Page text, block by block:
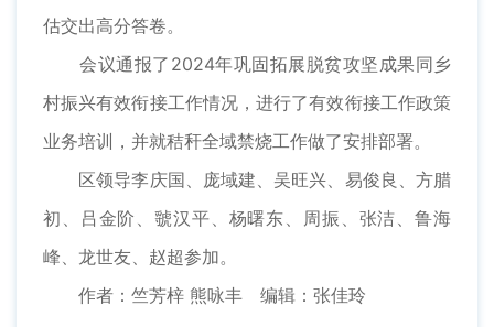
估交出高分答卷。
会议通报了2024年巩固拓展脱贫攻坚成果同乡
村振兴有效衔接工作情况，进行了有效衔接工作政策
业务培训，并就秸秆全域禁烧工作做了安排部署。
区领导李庆国、庞域建、吴旺兴、易俊良、方腊
初、吕金阶、虢汉平、杨曙东、周振、张洁、鲁海
峰、龙世友、赵超参加。
作者：竺芳梓 熊咏丰 编辑：张佳玲